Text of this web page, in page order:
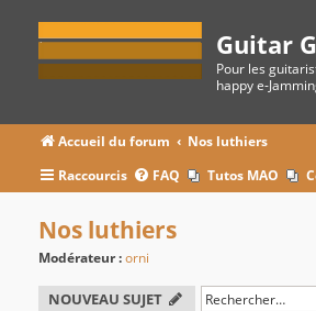
Guitar
Pour les
happy e-
Accueil du forum
Nos luthiers
Raccourcis
FAQ Tutos MAO
Nos luthiers
Modérateur :orni
NOUVEAU SUJET